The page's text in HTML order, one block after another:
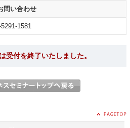
問い合わせ
1581
受付を終了いたしました。